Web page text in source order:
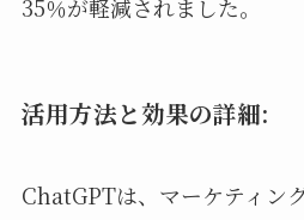
35％が軽減されました。
活用方法と効果の詳細:
ChatGPTは、マーケティン